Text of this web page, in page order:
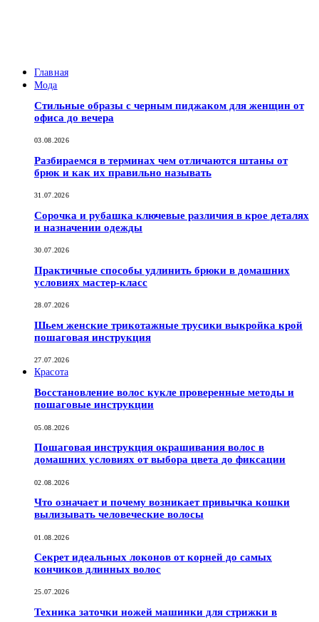
Главная
Мода
Стильные образы с черным пиджаком для женщин от
офиса до вечера
03.08.2026
Разбираемся в терминах чем отличаются штаны от
брюк и как их правильно называть
31.07.2026
Сорочка и рубашка ключевые различия в крое деталях
и назначении одежды
30.07.2026
Практичные способы удлинить брюки в домашних
условиях мастер-класс
28.07.2026
Шьем женские трикотажные трусики выкройка крой
пошаговая инструкция
27.07.2026
Красота
Восстановление волос кукле проверенные методы и
пошаговые инструкции
05.08.2026
Пошаговая инструкция окрашивания волос в
домашних условиях от выбора цвета до фиксации
02.08.2026
Что означает и почему возникает привычка кошки
вылизывать человеческие волосы
01.08.2026
Секрет идеальных локонов от корней до самых
кончиков длинных волос
25.07.2026
Техника заточки ножей машинки для стрижки в